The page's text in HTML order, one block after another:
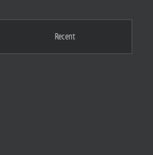
Recent